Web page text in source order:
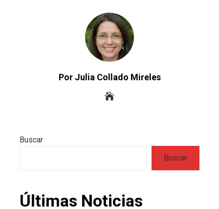
Por Julia Collado Mireles
Buscar
Buscar
Últimas Noticias